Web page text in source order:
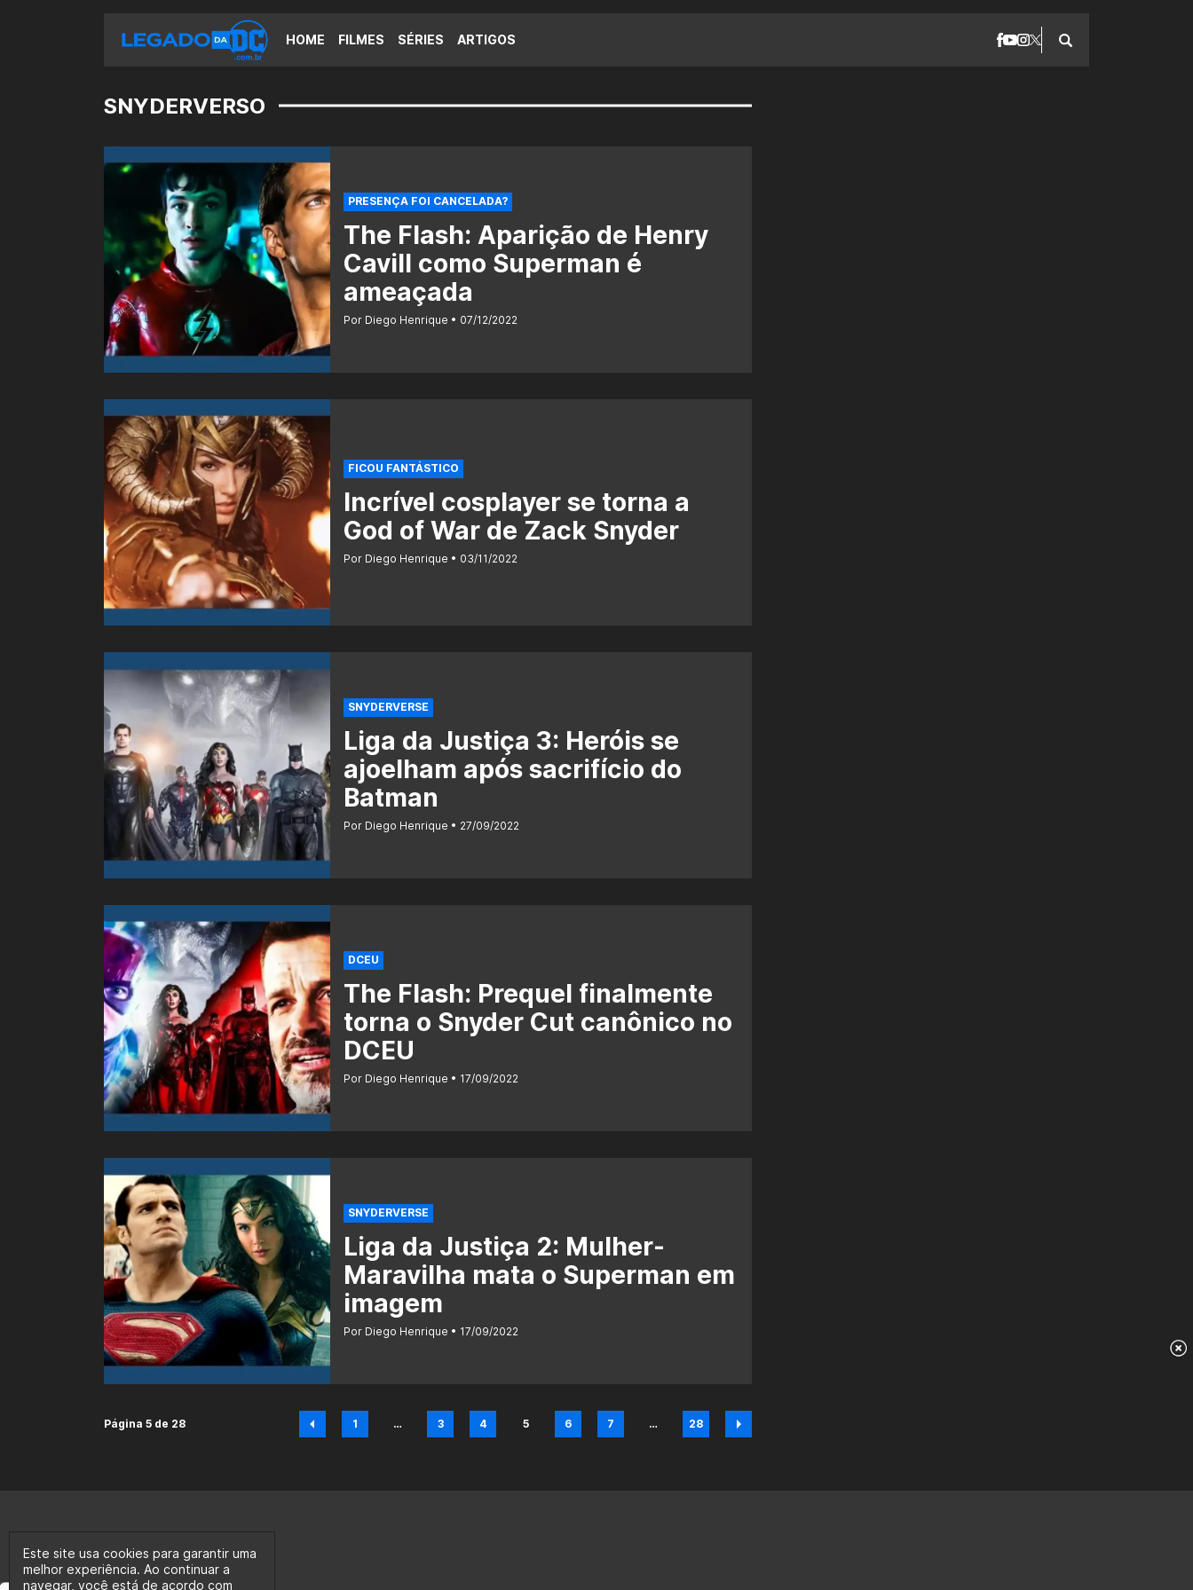
HOME FILMES SÉRIES ARTIGOS
SNYDERVERSO
PRESENÇA FOI CANCELADA?
The Flash: Aparição de Henry
Cavill como Superman é
ameaçada
Por Diego Henrique 07/12/2022
FICOU FANTÁSTICO
Incrível cosplayer se torna a
God of War de Zack Snyder
Por Diego Henrique 03/11/2022
SNYDERVERSE
Liga da Justiça 3: Heróis se
ajoelham após sacrifício do
Batman
Por Diego Henrique 27/09/2022
DCEU
The Flash: Prequel finalmente
torna o Snyder Cut canônico no
DCEU
Por Diego Henrique 17/09/2022
SNYDERVERSE
Liga da Justiça 2: Mulher-
Maravilha mata o Superman em
imagem
Por Diego Henrique 17/09/2022
Página 5 de 28
Página
1
…
Página
3
Página
4
Página
5
Página
6
Página
7
…
Página
28
Este site usa cookies para garantir uma
melhor experiência. Ao continuar a
navegar, você está de acordo com